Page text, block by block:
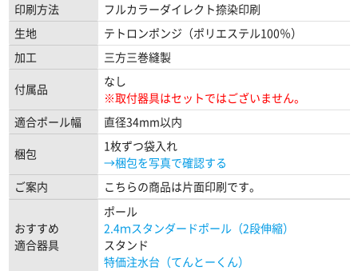
印刷方法
フルカラーダイレクト捺染印刷
生地
テトロンポンジ（ポリエステル100％）
加工
三方三巻縫製
付属品
なし
※取付器具はセットではございません。
適合ポール幅
直径34mm以内
梱包
1枚ずつ袋入れ
→梱包を写真で確認する
ご案内
こちらの商品は片面印刷です。
おすすめ
適合器具
ポール
2.4ｍスタンダードポール（2段伸縮）
スタンド
特価注水台（てんとーくん）